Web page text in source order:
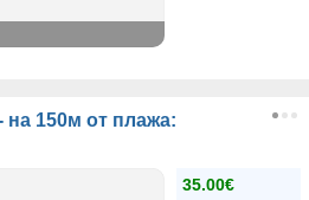
на 150м от плажа:
35.00€